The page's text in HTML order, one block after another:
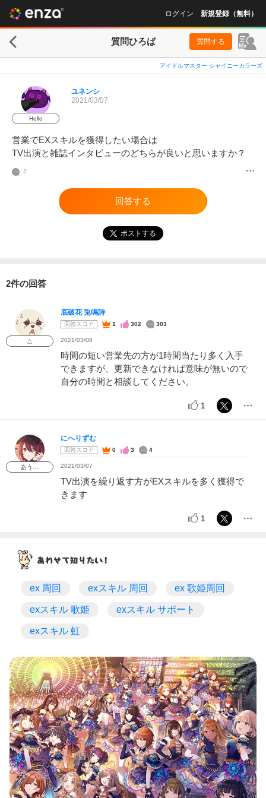
ログイン 新規登録（無料）
質問ひろば 質問する
アイドルマスター シャイニーカラーズ
Hello
ユネンシ
2021/03/07
営業でEXスキルを獲得したい場合は
TV出演と雑誌インタビューのどちらが良いと思いますか？
2
回答する
ポストする
2件の回答
△
底破花 兎鳴詩
回答スコア 1 302 303
2021/03/08
時間の短い営業先の方が1時間当たり多く入手
できますが、更新できなければ意味が無いので
自分の時間と相談してください。
1
あう…
にへりずむ
回答スコア 0 3 4
2021/03/07
TV出演を繰り返す方がEXスキルを多く獲得で
きます
1
ex 周回 exスキル 周回 ex 歌姫周回
exスキル 歌姫 exスキル サポート
exスキル 虹